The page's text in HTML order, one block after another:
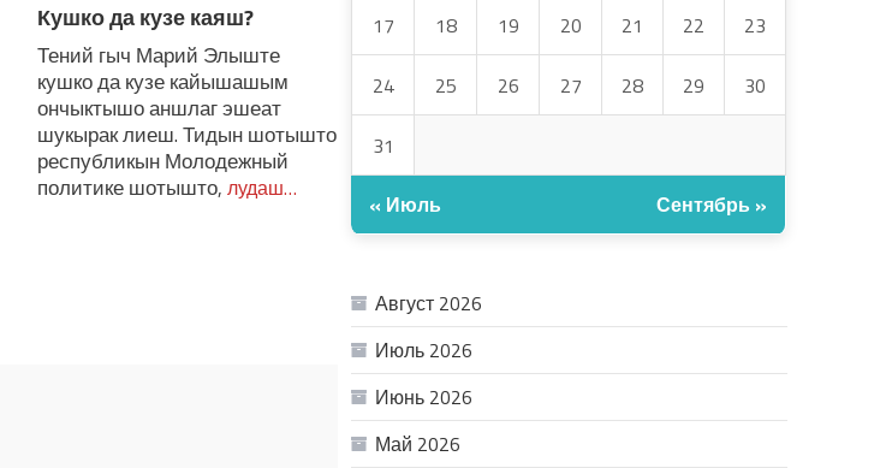
Кушко да кузе каяш?
Тений гыч Марий Элыште
кушко да кузе кайышашым
ончыктышо аншлаг эшеат
шукырак лиеш. Тидын шотышто
республикын Молодежный
политике шотышто, лудаш…
17 18 19 20 21 22 23
24 25 26 27 28 29 30
31
« Июль Сентябрь »
Август 2026
Июль 2026
Июнь 2026
Май 2026